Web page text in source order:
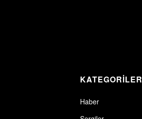
KATEGORİLER
Haber